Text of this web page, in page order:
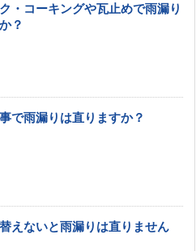
・コーキングや瓦止めで雨漏り
？
で雨漏りは直りますか？
えないと雨漏りは直りません